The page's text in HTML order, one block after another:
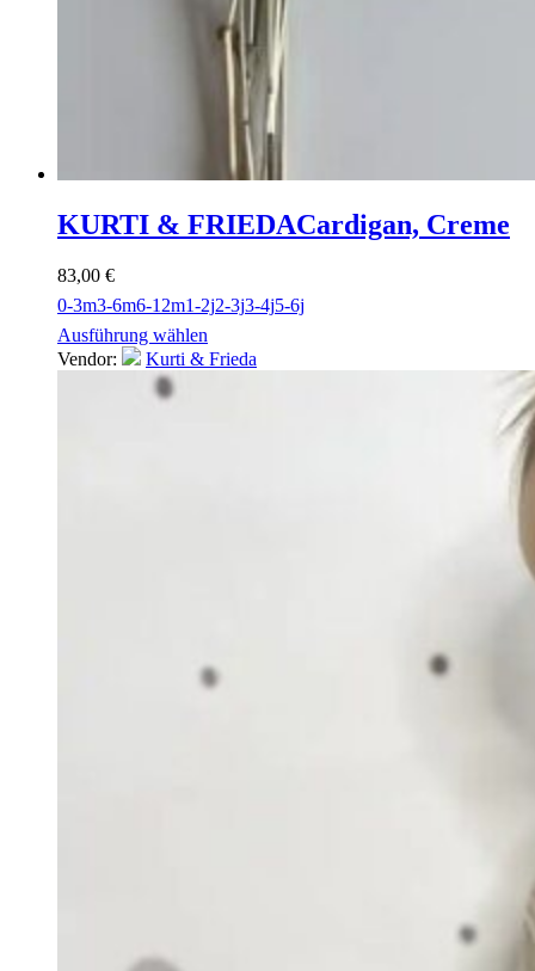
KURTI & FRIEDACardigan, Creme
83,00 €
0-3m3-6m6-12m1-2j2-3j3-4j5-6j
Ausführung wählen
Vendor:
Kurti & Frieda